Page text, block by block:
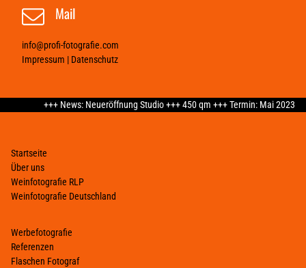
Mail
info@profi-fotografie.com
Impressum | Datenschutz
+++ News: Neueröffnung Studio +++ 450 qm +++ Termin: Mai 2023 +++
Startseite
Über uns
Weinfotografie RLP
Weinfotografie Deutschland
Werbefotografie
Referenzen
Flaschen Fotograf